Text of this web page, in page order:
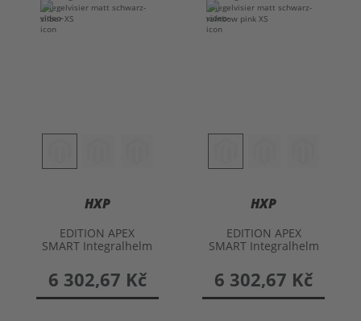
HXP
EDITION APEX
SMART Integralhelm
6 302,67 Kč
HXP
EDITION APEX
SMART Integralhelm
6 302,67 Kč